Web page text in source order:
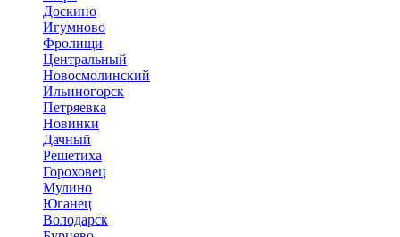
Доскино
Игумново
Фролищи
Центральный
Новосмолинский
Ильиногорск
Петряевка
Новинки
Дачный
Решетиха
Гороховец
Мулино
Юганец
Володарск